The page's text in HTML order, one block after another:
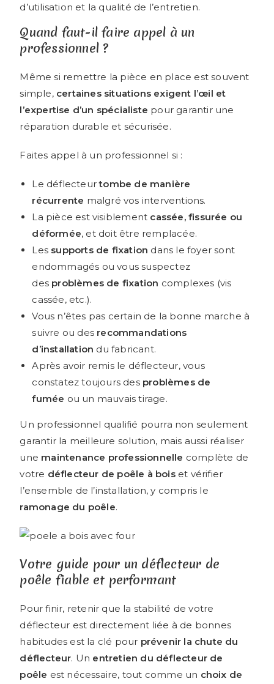
d’utilisation et la qualité de l’entretien.
Quand faut-il faire appel à un
professionnel ?
Même si remettre la pièce en place est souvent
simple, certaines situations exigent l’œil et
l’expertise d’un spécialiste pour garantir une
réparation durable et sécurisée.
Faites appel à un professionnel si :
Le déflecteurtombe de manière
récurrente malgré vos interventions.
La pièce est visiblement cassée, fissurée ou
déformée, et doit être remplacée.
Les supports de fixation dans le foyer sont
endommagés ou vous suspectez
des problèmes de fixation complexes (vis
cassée, etc.).
Vous n’êtes pas certain de la bonne marche à
suivre ou des recommandations
d’installation du fabricant.
Après avoir remis le déflecteur, vous
constatez toujours des problèmes de
fumée ou un mauvais tirage.
Un professionnel qualifié pourra non seulement
garantir la meilleure solution, mais aussi réaliser
une maintenance professionnelle complète de
votre déflecteur de poêle à boiset vérifier
l’ensemble de l’installation, y compris le
ramonage du poêle.
Votre guide pour un déflecteur de
poêle fiable et performant
Pour finir, retenir que la stabilité de votre
déflecteur est directement liée à de bonnes
habitudes est la clé pour prévenir la chute du
déflecteur. Un entretien du déflecteur de
poêle est nécessaire, tout comme un choix de